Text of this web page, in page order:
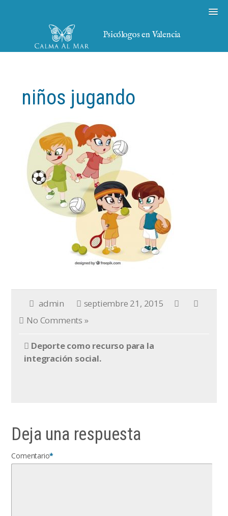
Psicólogos en Valencia
niños jugando
admin
septiembre 21, 2015
No Comments »
Deporte como recurso para la
integración social.
Deja una respuesta
Comentario*